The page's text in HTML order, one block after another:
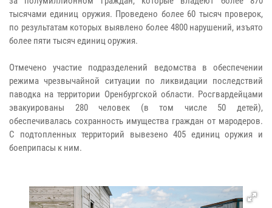
тысячами единиц оружия. Проведено более 60 тысяч проверок,
по результатам которых выявлено более 4800 нарушений, изъято
более пяти тысяч единиц оружия.
Отмечено участие подразделений ведомства в обеспечении
режима чрезвычайной ситуации по ликвидации последствий
паводка на территории Оренбургской области. Росгвардейцами
эвакуированы 280 человек (в том числе 50 детей),
обеспечивалась сохранность имущества граждан от мародеров.
С подтопленных территорий вывезено 405 единиц оружия и
боеприпасы к ним.